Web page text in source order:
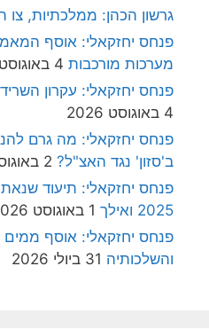
גרשון הכהן: ממלכתיות, צו
פנחס יחזקאלי: אוסף
מערכות מורכבות 4 באוגוסט 2026
פנחס יחזקאלי: עקרון
4 באוגוסט 2026
פנחס יחזקאלי: מה גרם
ב'סזון' נגד האצ"ל? 2 באוגוסט 2026
פנחס יחזקאלי: תיעוד שנאת
2025 ואילך
1 באוגוסט 2026
פנחס יחזקאלי: אוסף
והשלכותיה 31 ביולי 2026